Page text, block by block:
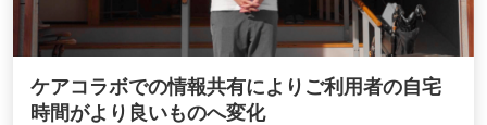
ケアコラボでの情報共有によりご利用者の自宅
時間がより良いものへ変化